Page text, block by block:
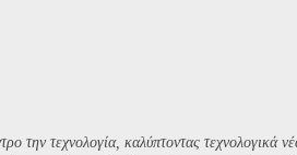
την τεχνολογία, καλύπτοντας τεχνολογικά